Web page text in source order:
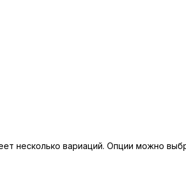
несколько вариаций. Опции можно